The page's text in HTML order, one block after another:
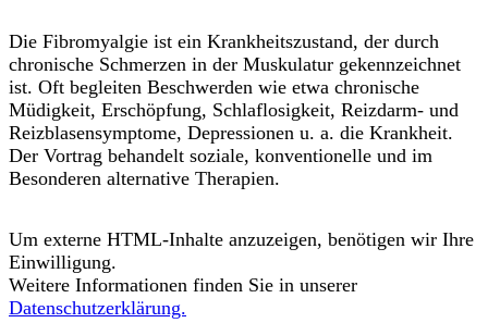
Die Fibromyalgie ist ein Krankheitszustand, der durch
chronische Schmerzen in der Muskulatur gekennzeichnet
ist. Oft begleiten Beschwerden wie etwa chronische
Müdigkeit, Erschöpfung, Schlaflosigkeit, Reizdarm- und
Reizblasensymptome, Depressionen u. a. die Krankheit.
Der Vortrag behandelt soziale, konventionelle und im
Besonderen alternative Therapien.
Um externe HTML-Inhalte anzuzeigen, benötigen wir Ihre
Einwilligung.
Weitere Informationen finden Sie in unserer
Datenschutzerklärung.